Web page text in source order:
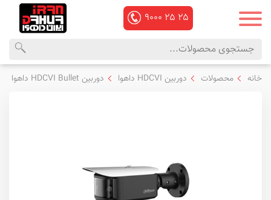
۹۰۰۰ ۲۵ ۲۵
محصولات
منوی
اصلی
خانه محصولات دوربین HDCVI داهوا دوربین HDCVI Bullet داهوا